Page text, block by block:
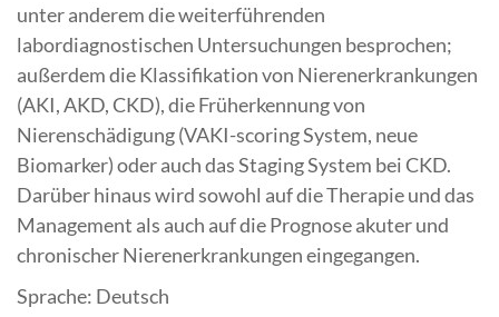
unter anderem die weiterführenden
labordiagnostischen Untersuchungen besprochen;
außerdem die Klassifikation von Nierenerkrankungen
(AKI, AKD, CKD), die Früherkennung von
Nierenschädigung (VAKI-scoring System, neue
Biomarker) oder auch das Staging System bei CKD.
Darüber hinaus wird sowohl auf die Therapie und das
Management als auch auf die Prognose akuter und
chronischer Nierenerkrankungen eingegangen.
Sprache: Deutsch